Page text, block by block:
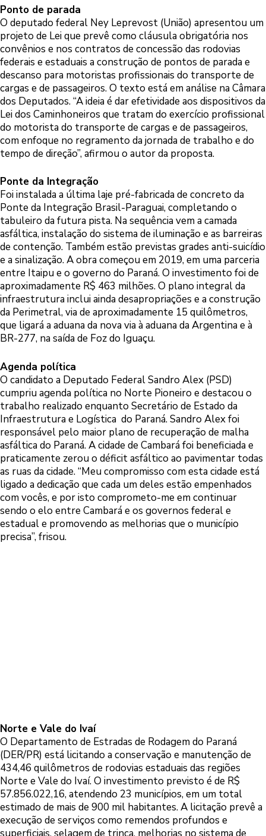
Ponto de parada
O deputado federal Ney Leprevost (União) apresentou um
projeto de Lei que prevê como cláusula obrigatória nos
convênios e nos contratos de concessão das rodovias
federais e estaduais a construção de pontos de parada e
descanso para motoristas profissionais do transporte de
cargas e de passageiros. O texto está em análise na Câmara
dos Deputados. “A ideia é dar efetividade aos dispositivos da
Lei dos Caminhoneiros que tratam do exercício profissional
do motorista do transporte de cargas e de passageiros,
com enfoque no regramento da jornada de trabalho e do
tempo de direção”, afirmou o autor da proposta.
Ponte da Integração
Foi instalada a última laje pré-fabricada de concreto da
Ponte da Integração Brasil-Paraguai, completando o
tabuleiro da futura pista. Na sequência vem a camada
asfáltica, instalação do sistema de iluminação e as barreiras
de contenção. Também estão previstas grades anti-suicídio
e a sinalização. A obra começou em 2019, em uma parceria
entre Itaipu e o governo do Paraná. O investimento foi de
aproximadamente R$ 463 milhões. O plano integral da
infraestrutura inclui ainda desapropriações e a construção
da Perimetral, via de aproximadamente 15 quilômetros,
que ligará a aduana da nova via à aduana da Argentina e à
BR-277, na saída de Foz do Iguaçu.
Agenda política
O candidato a Deputado Federal Sandro Alex (PSD)
cumpriu agenda política no Norte Pioneiro e destacou o
trabalho realizado enquanto Secretário de Estado da
Infraestrutura e Logística do Paraná. Sandro Alex foi
responsável pelo maior plano de recuperação de malha
asfáltica do Paraná. A cidade de Cambará foi beneficiada e
praticamente zerou o déficit asfáltico ao pavimentar todas
as ruas da cidade. “Meu compromisso com esta cidade está
ligado a dedicação que cada um deles estão empenhados
com vocês, e por isto comprometo-me em continuar
sendo o elo entre Cambará e os governos federal e
estadual e promovendo as melhorias que o município
precisa”, frisou.
Norte e Vale do Ivaí
O Departamento de Estradas de Rodagem do Paraná
(DER/PR) está licitando a conservação e manutenção de
434,46 quilômetros de rodovias estaduais das regiões
Norte e Vale do Ivaí. O investimento previsto é de R$
57.856.022,16, atendendo 23 municípios, em um total
estimado de mais de 900 mil habitantes. A licitação prevê a
execução de serviços como remendos profundos e
superficiais, selagem de trinca, melhorias no sistema de